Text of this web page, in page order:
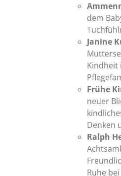
dem
Janine
Kindheit
Frühe
neuer
Denken
Ralph
Ruhe